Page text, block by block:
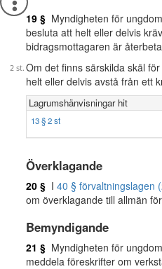
19 § Myndigheten för
besluta att helt eller delvis
bidragsmottagaren är
Om det finns särskilda skäl
helt eller delvis avstå från ett
Lagrumshänvisningar hit
13 § 2 st
Överklagande
20 § I 40 § förvaltningslagen
om överklagande till allmän
Bemyndigande
21 § Myndigheten för
meddela föreskrifter om